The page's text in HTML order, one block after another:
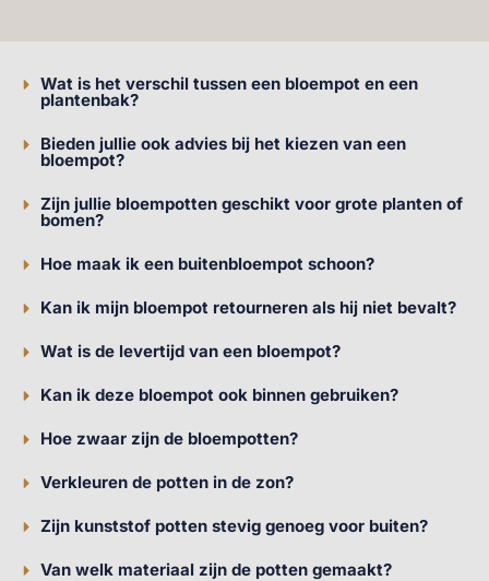
Wat is het verschil tussen een bloempot en een
plantenbak?
Bieden jullie ook advies bij het kiezen van een
bloempot?
Zijn jullie bloempotten geschikt voor grote planten of
bomen?
Hoe maak ik een buitenbloempot schoon?
Kan ik mijn bloempot retourneren als hij niet bevalt?
Wat is de levertijd van een bloempot?
Kan ik deze bloempot ook binnen gebruiken?
Hoe zwaar zijn de bloempotten?
Verkleuren de potten in de zon?
Zijn kunststof potten stevig genoeg voor buiten?
Van welk materiaal zijn de potten gemaakt?